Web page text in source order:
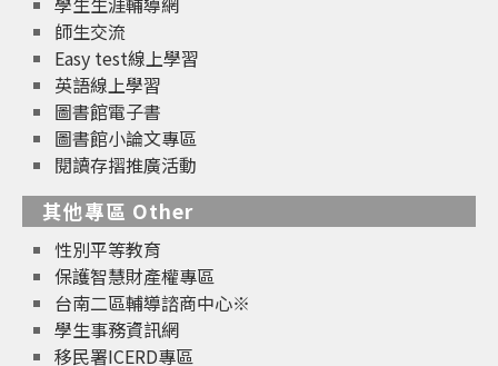
師生交流
Easy test線上學習
英語線上學習
圖書館電子書
圖書館小論文專區
閱讀存摺推廣活動
其他專區 Other
性別平等教育
保護智慧財產權專區
台南二區輔導諮商中心※
學生事務資訊網
移民署ICERD專區